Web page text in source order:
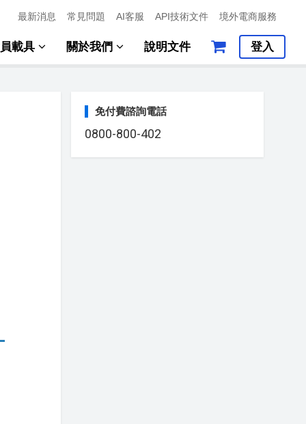
最新消息 常見問題 AI客服 API技術文件 境外電商服務
載具 關於我們 說明文件 登入
免付費諮詢電話
0800-800-402